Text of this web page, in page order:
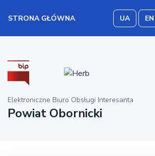
STRONA GŁÓWNA UA EN
Elektroniczne Biuro Obsługi Interesanta
Powiat Obornicki